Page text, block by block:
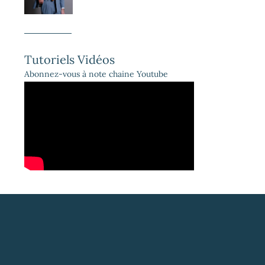
Tutoriels Vidéos
Abonnez-vous à note chaine Youtube